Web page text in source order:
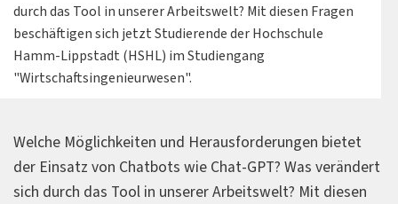
durch das Tool in unserer Arbeitswelt? Mit diesen Fragen
beschäftigen sich jetzt Studierende der Hochschule
Hamm-Lippstadt (HSHL) im Studiengang
"Wirtschaftsingenieurwesen".
Welche Möglichkeiten und Herausforderungen bietet
der Einsatz von Chatbots wie Chat-GPT? Was verändert
sich durch das Tool in unserer Arbeitswelt? Mit diesen